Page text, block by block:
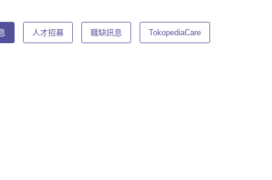
人才招募 職缺訊息 TokopediaCare